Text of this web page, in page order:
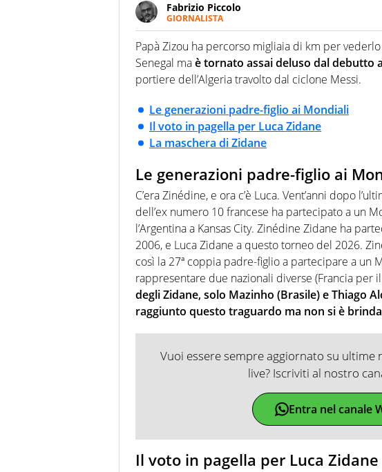
Fabrizio Piccolo
GIORNALISTA
Nella sua carriera ha seguito numerose
agenzie e testate. Esperienza, competenza,
prevalentemente di calcio
Papà Zizou ha percorso migliaia di km per
Senegal maè tornato assai deluso dal debutto
portiere dell’Algeria travolto dal ciclone Messi.
Le generazioni padre-figlio ai Mondiali
Il voto in pagella per Luca Zidane
La maschera di Zidane
Le generazioni padre-figlio ai
C’era Zinédine, e ora c’è Luca. Vent’anni dopo
dell’ex numero 10 francese ha partecipato a un
l’Argentina a Kansas City. Zinédine Zidane ha
2006, e Luca Zidane a questo torneo del 2026.
così la 27ª coppia padre-figlio a partecipare a un
rappresentare due nazionali diverse (Francia per
degli Zidane, solo Mazinho (Brasile) e Thiago
raggiunto questo traguardo ma non si è
Vuoi essere sempre aggiornato su ultime
live? Iscriviti al nostro
Entra nel canale
Il voto in pagella per Luca Zidane